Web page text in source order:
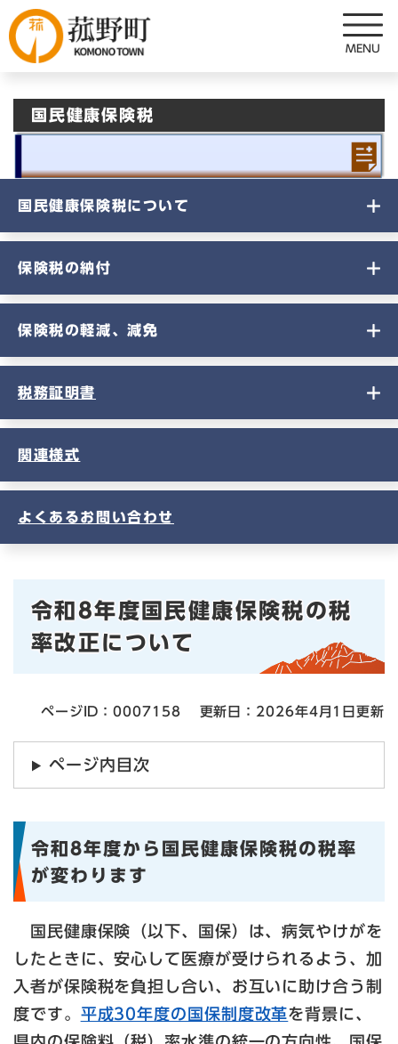
ー
ジ
先
。
国民健康保険税
国民健康保険税について
保険税の納付
保険税の軽減、減免
税務証明書
関連様式
よくあるお問い合わせ
令和8年度国民健康保険税の税
率改正について
ページID：0007158 更新日：2026年4月1日更新
ページ内目次
令和8年度から国民健康保険税の税率
が変わります
国民健康保険（以下、国保）は、病気やけがを
したときに、安心して医療が受けられるよう、加
入者が保険税を負担し合い、お互いに助け合う制
度です。 平成30年度の国保制度改革を背景に、